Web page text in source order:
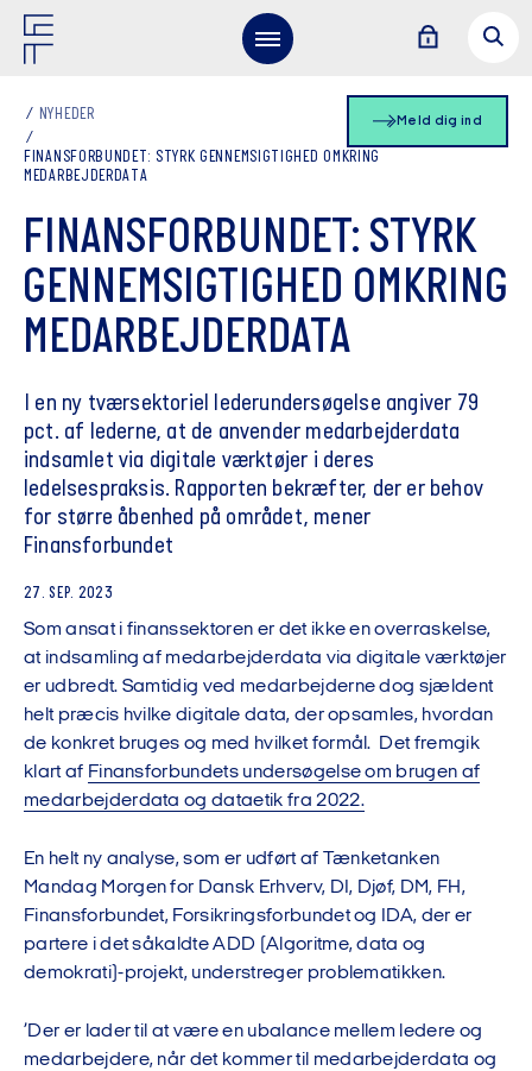
Meld dig ind
NYHEDER
FINANSFORBUNDET: STYRK GENNEMSIGTIGHED OMKRING
MEDARBEJDERDATA
FINANSFORBUNDET: STYRK
GENNEMSIGTIGHED OMKRING
MEDARBEJDERDATA
I en ny tværsektoriel lederundersøgelse angiver 79
pct. af lederne, at de anvender medarbejderdata
indsamlet via digitale værktøjer i deres
ledelsespraksis. Rapporten bekræfter, der er behov
for større åbenhed på området, mener
Finansforbundet
27. SEP. 2023
Som ansat i finanssektoren er det ikke en overraskelse,
at indsamling af medarbejderdata via digitale værktøjer
er udbredt. Samtidig ved medarbejderne dog sjældent
helt præcis hvilke digitale data, der opsamles, hvordan
de konkret bruges og med hvilket formål. Det fremgik
klart af Finansforbundets undersøgelse om brugen af
medarbejderdata og dataetik fra 2022.
En helt ny analyse, som er udført af Tænketanken
Mandag Morgen for Dansk Erhverv, DI, Djøf, DM, FH,
Finansforbundet, Forsikringsforbundet og IDA, der er
partere i det såkaldte ADD (Algoritme, data og
demokrati)-projekt, understreger problematikken.
’Der er lader til at være en ubalance mellem ledere og
medarbejdere, når det kommer til medarbejderdata og